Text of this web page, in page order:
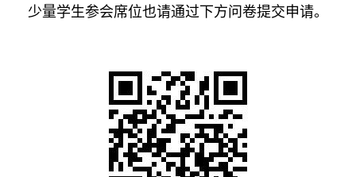
少量学生参会席位也请通过下方问卷提交申请。